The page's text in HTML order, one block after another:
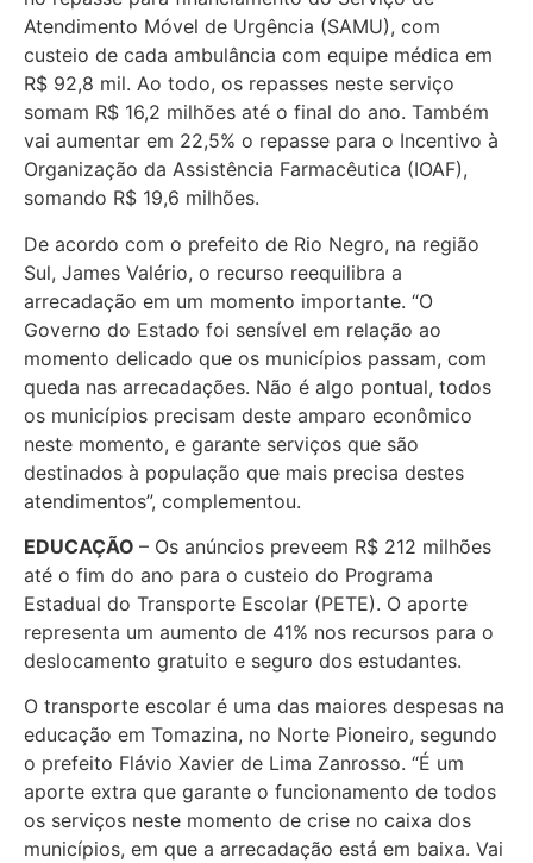
Atendimento Móvel de Urgência (SAMU), com
custeio de cada ambulância com equipe médica em
R$ 92,8 mil. Ao todo, os repasses neste serviço
somam R$ 16,2 milhões até o final do ano. Também
vai aumentar em 22,5% o repasse para o Incentivo à
Organização da Assistência Farmacêutica (IOAF),
somando R$ 19,6 milhões.
De acordo com o prefeito de Rio Negro, na região
Sul, James Valério, o recurso reequilibra a
arrecadação em um momento importante. “O
Governo do Estado foi sensível em relação ao
momento delicado que os municípios passam, com
queda nas arrecadações. Não é algo pontual, todos
os municípios precisam deste amparo econômico
neste momento, e garante serviços que são
destinados à população que mais precisa destes
atendimentos”, complementou.
EDUCAÇÃO – Os anúncios preveem R$ 212 milhões
até o fim do ano para o custeio do Programa
Estadual do Transporte Escolar (PETE). O aporte
representa um aumento de 41% nos recursos para o
deslocamento gratuito e seguro dos estudantes.
O transporte escolar é uma das maiores despesas na
educação em Tomazina, no Norte Pioneiro, segundo
o prefeito Flávio Xavier de Lima Zanrosso. “É um
aporte extra que garante o funcionamento de todos
os serviços neste momento de crise no caixa dos
municípios, em que a arrecadação está em baixa. Vai